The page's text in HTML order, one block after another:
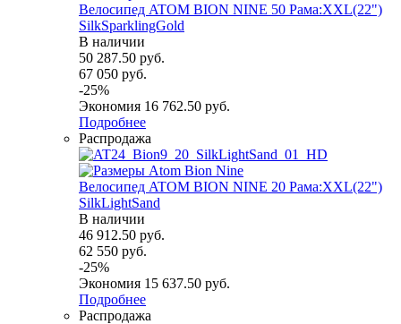
Велосипед ATOM BION NINE 50 Рама:XXL(22")
SilkSparklingGold
В наличии
50 287.50 руб.
67 050 руб.
-25%
Экономия 16 762.50 руб.
Подробнее
Распродажа
Велосипед ATOM BION NINE 20 Рама:XXL(22")
SilkLightSand
В наличии
46 912.50 руб.
62 550 руб.
-25%
Экономия 15 637.50 руб.
Подробнее
Распродажа